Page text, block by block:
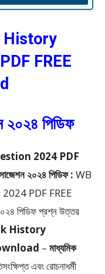
History
FREE
২০২৪ পিডিফ
2024 PDF
২০২৪ পিডিফ : WB
PDF FREE
পিডিফ প্রশ্ন উত্তর
History
– মাধ্যমিক
এবং রোচনাধর্মী